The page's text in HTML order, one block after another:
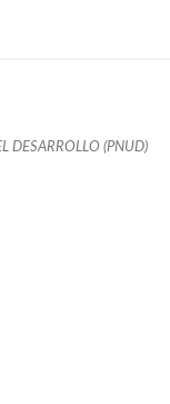
DESARROLLO (PNUD)